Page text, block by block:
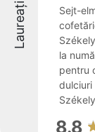
Laureați
Sejt-
la
pentru
dulciuri
8.8